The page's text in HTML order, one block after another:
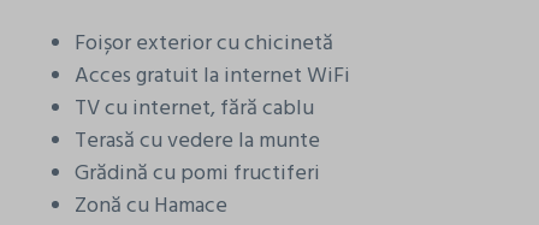
Foișor exterior cu chicinetă
Acces gratuit la internet WiFi
TV cu internet, fără cablu
Terasă cu vedere la munte
Grădină cu pomi fructiferi
Zonă cu Hamace